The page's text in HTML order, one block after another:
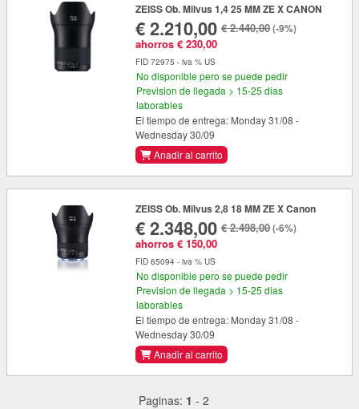
ZEISS Ob. Milvus 1,4 25 MM ZE X CANON
€ 2.210,00
ahorros € 230,00
€ 2.440,00(-9%)
FID 72975 - iva % US
No disponible pero se puede pedir
Prevision de llegada > 15-25 dias
laborables
El tiempo de entrega: Monday 31/08 -
Wednesday 30/09
Anadir al carrito
ZEISS Ob. Milvus 2,8 18 MM ZE X Canon
€ 2.348,00
ahorros € 150,00
€ 2.498,00(-6%)
FID 65094 - iva % US
No disponible pero se puede pedir
Prevision de llegada > 15-25 dias
laborables
El tiempo de entrega: Monday 31/08 -
Wednesday 30/09
Anadir al carrito
Paginas: 1 - 2